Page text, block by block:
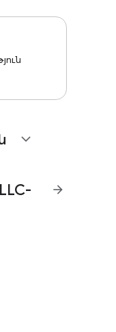
expand_more
arrow_forward